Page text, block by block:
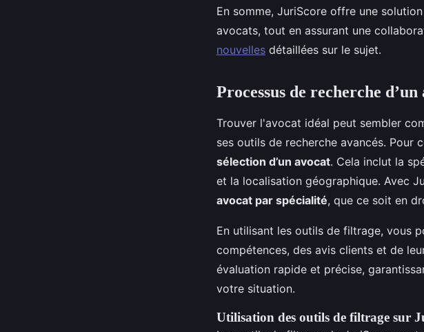
En somme, JuriScore offre une
avocats, tout en assurant une
nouvelles détaillées sur le sujet.
Processus de recherche d’un
Trouver l'avocat idéal peut sembler
ses outils de recherche avancés. Pour
sélection d’un avocat. Cela inclut la
et la localisation géographique. Avec
avocat par spécialité, que ce soit en
En utilisant les outils de filtrage, vous
compétences, des avis clients et de
évaluation rapide et précise,
votre situation.
Utilisation des outils de filtrage sur